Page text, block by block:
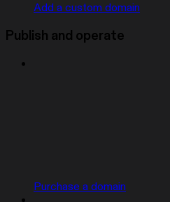
Add a custom domain
Publish and operate
Purchase a domain